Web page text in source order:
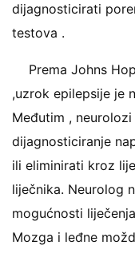
dijagnosticirati
testova .
Prema Johns
,uzrok epilepsije je
Međutim ,
dijagnosticiranje
ili eliminirati kroz
liječnika. Neurolog
mogućnosti
Mozga i leđne